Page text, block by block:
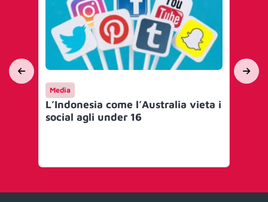
Media
L’Indonesia come l’Australia vieta i
social agli under 16